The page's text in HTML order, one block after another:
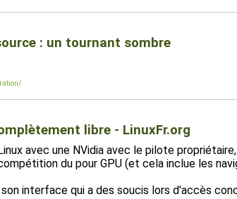
: un tournant sombre
libre - LinuxFr.org
avec une NVidia avec le pilote
du pour GPU (et cela inclue les
interface qui a des soucis lors d'accès